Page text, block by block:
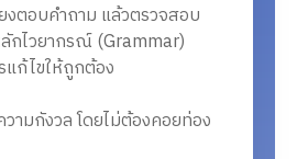
งตอบคำถาม แล้วตรวจสอบ
กไวยากรณ์ (Grammar)
ก้ไขให้ถูกต้อง
ามกังวล โดยไม่ต้องคอยท่อง